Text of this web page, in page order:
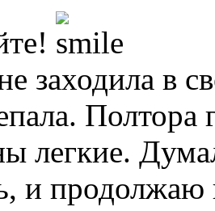
заходила в
Полтора
легкие.
и продолжаю